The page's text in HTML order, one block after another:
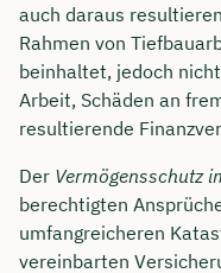
auch daraus
Rahmen von
beinhaltet, jedoch
Arbeit, Schäden an
resultierende
Der Vermögensschutz
berechtigten
umfangreicheren
vereinbarten